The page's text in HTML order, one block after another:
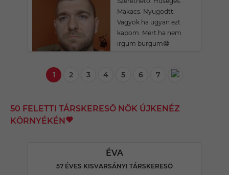
Makacs. Nyugodtt.
Vagyok ha ugyan ezt
kapom. Mert ha nem
irgum burgum😁
1 2 3 4 5 6 7
50 FELETTI TÁRSKERESŐ NŐK ÚJKENÉZ
KÖRNYÉKÉN
ÉVA
57 ÉVES KISVARSÁNYI TÁRSKERESŐ